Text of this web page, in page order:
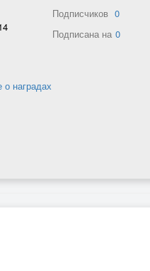
Подписчиков 0
Подписана на 0
о наградах